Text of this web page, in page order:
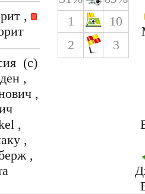
,
(c)
,
,
,
,
,
1
10
2
3